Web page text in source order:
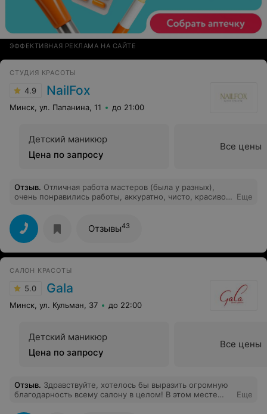
ЭФФЕКТИВНАЯ РЕКЛАМА НА САЙТЕ
СТУДИЯ КРАСОТЫ
4.9 NailFox
Минск, ул. Папанина, 11 до 21:00
Детский маникюр
Цена по запросу
Все цены
Отзыв. Отличная работа мастеров (была у разных),
очень понравились работы, аккуратно, чисто, красиво.
салон, приятный интерьер, богатая палитра для
выбора. Отличная система скидок! Спасибо!
Еще
Отзывы43
САЛОН КРАСОТЫ
5.0 Gala
Минск, ул. Кульман, 37 до 22:00
Детский маникюр
Цена по запросу
Все цены
Отзыв. Здравствуйте, хотелось бы выразить огромную
благодарность всему салону в целом! В этом месте
Еще